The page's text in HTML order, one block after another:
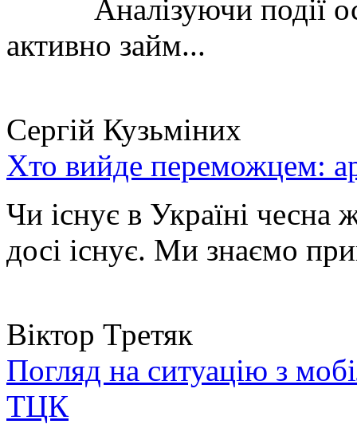
Аналізуючи події
активно займ...
Сергій Кузьміних
Хто вийде переможцем:
Чи існує в Україні чесна
досі існує. Ми знаємо
Віктор Третяк
Погляд на ситуацію з
ТЦК